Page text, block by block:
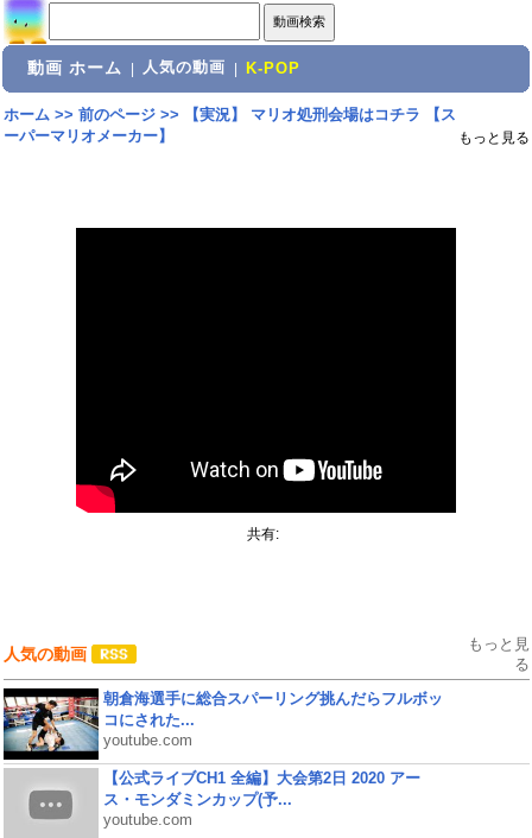
動画 ホーム 人気の動画 K-POP
ホーム>> 前のページ>>
【実況】 マリオ処刑会場はコチラ 【ス
ーパーマリオメーカー】
もっと見る
共有:
人気の動画
もっと見
る
朝倉海選手に総合スパーリング挑んだらフルボッ
コにされた...
youtube.com
【公式ライブCH1 全編】大会第2日 2020 アー
ス・モンダミンカップ(予...
youtube.com